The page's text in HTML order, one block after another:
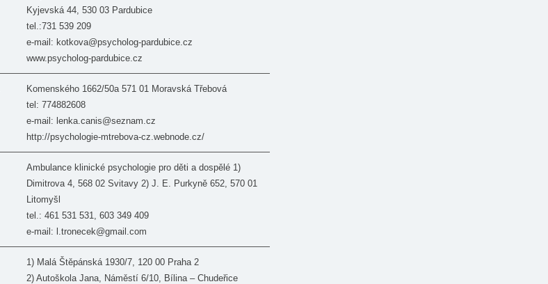
Kyjevská 44, 530 03 Pardubice
tel.:731 539 209
e-mail: kotkova@psycholog-pardubice.cz
www.psycholog-pardubice.cz
Komenského 1662/50a 571 01 Moravská Třebová
tel: 774882608
e-mail: lenka.canis@seznam.cz
http://psychologie-mtrebova-cz.webnode.cz/
Ambulance klinické psychologie pro děti a dospělé 1)
Dimitrova 4, 568 02 Svitavy 2) J. E. Purkyně 652, 570 01
Litomyšl
tel.: 461 531 531, 603 349 409
e-mail: l.tronecek@gmail.com
1) Malá Štěpánská 1930/7, 120 00 Praha 2
2) Autoškola Jana, Náměstí 6/10, Bílina – Chudeřice